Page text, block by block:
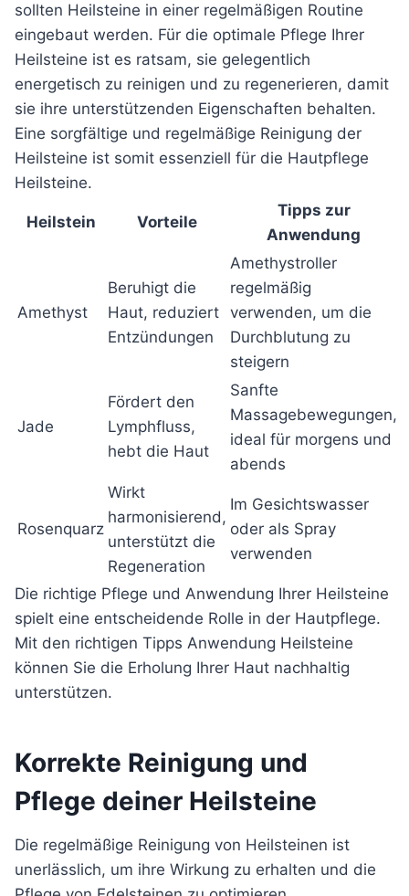
sollten Heilsteine in einer regelmäßigen Routine
eingebaut werden. Für die optimale Pflege Ihrer
Heilsteine ist es ratsam, sie gelegentlich
energetisch zu reinigen und zu regenerieren, damit
sie ihre unterstützenden Eigenschaften behalten.
Eine sorgfältige und regelmäßige Reinigung der
Heilsteine ist somit essenziell für die Hautpflege
Heilsteine.
Heilstein Vorteile
Tipps zur
Anwendung
Amethyst
Beruhigt die
Haut, reduziert
Entzündungen
Amethystroller
regelmäßig
verwenden, um die
Durchblutung zu
steigern
Jade
Fördert den
Lymphfluss,
hebt die Haut
Sanfte
Massagebewegungen,
ideal für morgens und
abends
Rosenquarz
Wirkt
harmonisierend,
unterstützt die
Regeneration
Im Gesichtswasser
oder als Spray
verwenden
Die richtige Pflege und Anwendung Ihrer Heilsteine
spielt eine entscheidende Rolle in der Hautpflege.
Mit den richtigen Tipps Anwendung Heilsteine
können Sie die Erholung Ihrer Haut nachhaltig
unterstützen.
Korrekte Reinigung und
Pflege deiner Heilsteine
Die regelmäßige Reinigung von Heilsteinen ist
unerlässlich, um ihre Wirkung zu erhalten und die